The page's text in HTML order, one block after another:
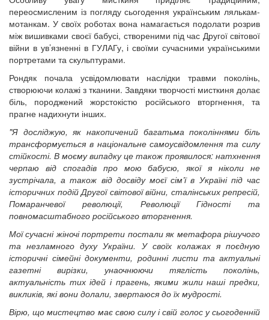
переосмисленим із погляду сьогодення українським лялькам-
мотанкам. У своїх роботах вона намагається подолати розрив
між вишивками своєї бабусі, створеними під час Другої світової
війни в ув’язненні в ГУЛАГу, і своїми сучасними українськими
портретами та скульптурами.
Рондяк почала усвідомлювати наслідки травми поколінь,
створюючи колажі з тканини. Завдяки творчості мисткиня долає
біль, породжений жорстокістю російського вторгнення, та
прагне надихнути інших.
"Я досліджую, як накопичений багатьма поколіннями біль
трансформується в національне самоусвідомлення та силу
стійкості. В моєму випадку це також проявилося: натхнення
черпаю від спогадів про мою бабусю, якої я ніколи не
зустрічала, а також від досвіду моєї сім’ї в Україні під час
історичних подій Другої світової війни, сталінських репресій,
Помаранчевої революції, Революції Гідності та
повномасштабного російського вторгнення.
Мої сучасні жіночі портрети постали як метафора рішучого
та незламного духу України. У своїх колажах я поєдную
історичні сімейні документи, родинні листи та актуальні
газетні вирізки, унаочнюючи тяглість поколінь,
актуальність тих ідей і прагень, якими жили наші предки,
викликів, які вони долали, звертаюся до їх мудрості.
Вірю, що мистецтво має свою силу і свій голос у сьогоденній